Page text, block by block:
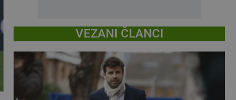
VEZANI ČLANCI